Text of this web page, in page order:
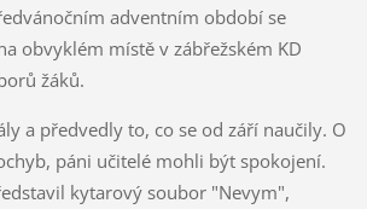
adventním období se
obvyklém místě v zábřežském KD
žáků.
a předvedly to, co se od září naučily. O
páni učitelé mohli být spokojení.
kytarový soubor "Nevym",